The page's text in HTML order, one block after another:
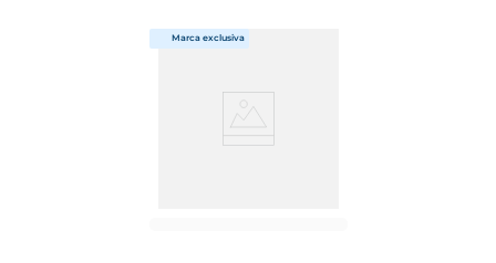
na hora da limpeza. Sua textura suave é ideal para
todos os tipos de pele, facilitando a aplicação de
ergonomicamente projetado torna o uso ainda